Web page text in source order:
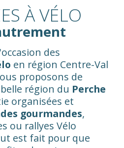
À VÉLO
des
en région Centre-Val
proposons de
région du Perche
organisées et
gourmandes,
ou rallyes Vélo
est fait pour que